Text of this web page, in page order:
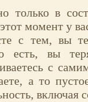
только в
момент у
с тем, вы
есть, вы
с
а то